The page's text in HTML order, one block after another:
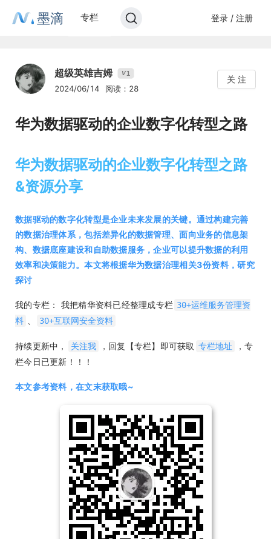
墨滴 专栏 登录 / 注册
超级英雄吉姆 V1
2024/06/14 阅读：28
关 注
华为数据驱动的企业数字化转型之路
华为数据驱动的企业数字化转型之路
&资源分享
数据驱动的数字化转型是企业未来发展的关键。通过构建完善
的数据治理体系，包括差异化的数据管理、面向业务的信息架
构、数据底座建设和自助数据服务，企业可以提升数据的利用
效率和决策能力。本文将根据华为数据治理相关3份资料，研究
探讨
我的专栏： 我把精华资料已经整理成专栏 30+运维服务管理资
料
30+互联网安全资料
持续更新中， 关注我 ，回复【专栏】即可获取 专栏地址
，专
栏今日已更新！！！
本文参考资料，在文末获取哦~